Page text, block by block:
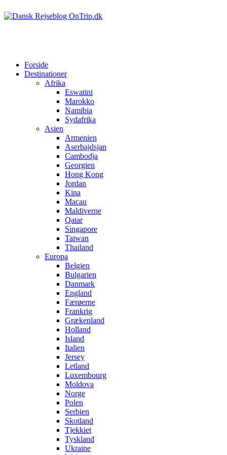
Forside
Destinationer
Afrika
Eswatini
Marokko
Namibia
Sydafrika
Asien
Armenien
Aserbajdsjan
Cambodja
Georgien
Hong Kong
Jordan
Kina
Macau
Maldiverne
Qatar
Singapore
Taiwan
Thailand
Europa
Belgien
Bulgarien
Danmark
England
Færøerne
Frankrig
Grækenland
Holland
Island
Italien
Jersey
Letland
Luxembourg
Moldova
Norge
Polen
Serbien
Skotland
Tjekkiet
Tyskland
Ukraine